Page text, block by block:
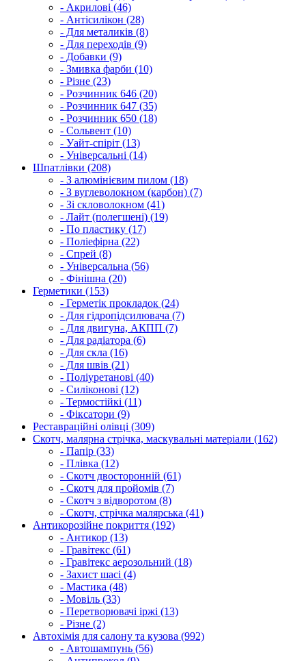
- Акрилові (46)
- Антісилікон (28)
- Для металиків (8)
- Для переходів (9)
- Добавки (9)
- Змивка фарби (10)
- Різне (23)
- Розчинник 646 (20)
- Розчинник 647 (35)
- Розчинник 650 (18)
- Сольвент (10)
- Уайт-спіріт (13)
- Універсальні (14)
Шпатлівки (208)
- З алюмінієвим пилом (18)
- З вуглеволокном (карбон) (7)
- Зі скловолокном (41)
- Лайт (полегшені) (19)
- По пластику (17)
- Поліефірна (22)
- Спрей (8)
- Універсальна (56)
- Фінішна (20)
Герметики (153)
- Герметік прокладок (24)
- Для гідропідсилювача (7)
- Для двигуна, АКПП (7)
- Для радіатора (6)
- Для скла (16)
- Для швів (21)
- Поліуретанові (40)
- Силіконові (12)
- Термостійкі (11)
- Фіксатори (9)
Реставраційні олівці (309)
Скотч, малярна стрічка, маскувальні матеріали (162)
- Папір (33)
- Плівка (12)
- Скотч двосторонній (61)
- Скотч для пройомів (7)
- Скотч з відворотом (8)
- Скотч, стрічка малярська (41)
Антикорозійне покриття (192)
- Антикор (13)
- Гравітекс (61)
- Гравітекс аерозольний (18)
- Захист шасі (4)
- Мастика (48)
- Мовіль (33)
- Перетворювачі іржі (13)
- Різне (2)
Автохімія для салону та кузова (992)
- Автошампунь (56)